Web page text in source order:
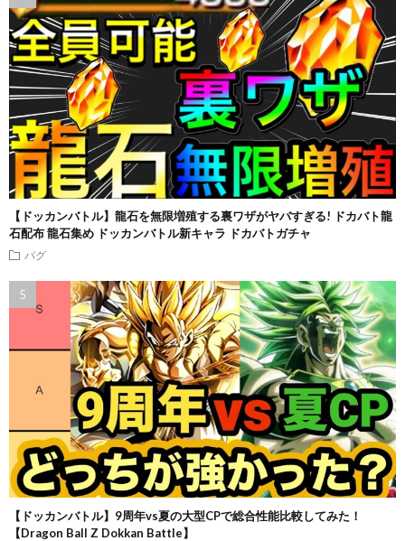
【ドッカンバトル】龍石を無限増殖する裏ワザがヤバすぎる! ドカバト龍
石配布 龍石集め ドッカンバトル新キャラ ドカバトガチャ
バグ
【ドッカンバトル】9周年vs夏の大型CPで総合性能比較してみた！
【Dragon Ball Z Dokkan Battle】